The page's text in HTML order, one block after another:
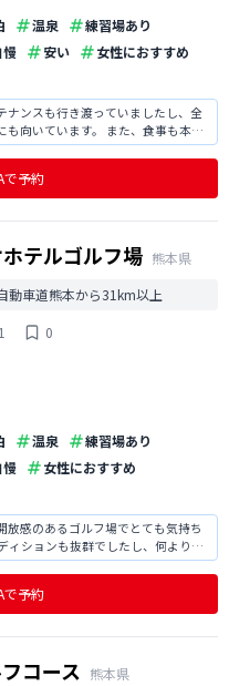
温泉
練習場あり
慢 安い
女性におすすめ
ナンスも行き渡っていましたし、全
向いています。 また、食事も本格
の方の接客も丁寧で好印象です。
で予約
テルゴルフ場 熊本県
動車道熊本から31km以上
1 0
温泉
練習場あり
慢
女性におすすめ
放感のあるゴルフ場でとても気持ち
ィションも抜群でしたし、何よりレ
味しかったです。
で予約
コース 熊本県